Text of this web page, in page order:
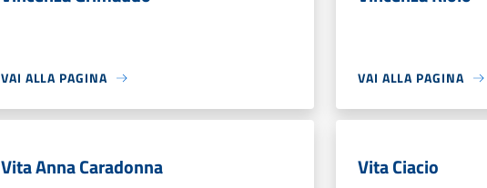
VAI ALLA PAGINA VAI ALLA PAGINA
Vita Anna Caradonna Vita Ciacio